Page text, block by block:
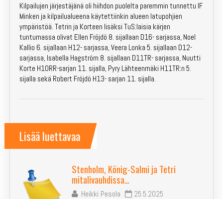
Valmennus
Kuntosuunnistus
Jäsenille
Kilpailujen järjestäjänä oli hiihdon puolelta paremmin tunnettu IF
Minken ja kilpailualueena käytettiinkin alueen latupohjien
ympäristöä. Tetrin ja Korteen lisäksi TuS:laisia kärjen
tuntumassa olivat Ellen Fröjdö 8. sijallaan D16- sarjassa, Noel
Kallio 6. sijallaan H12- sarjassa, Veera Lonka 5. sijallaan D12-
sarjassa, Isabella Hagström 8. sijallaan D11TR- sarjassa, Nuutti
Korte H10RR-sarjan 11. sijalla, Pyry Lähteenmäki H11TR:n 5.
sijalla sekä Robert Fröjdö H13- sarjan 11. sijalla.
Lisää luettavaa
Stenholm, König-Salmi ja Tetri
mitalivauhdissa…
Heikki Pesola 25.5.2025